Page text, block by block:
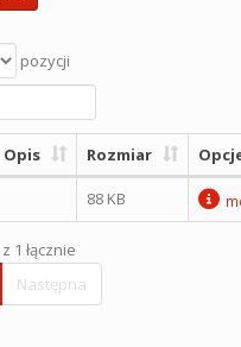
pozycji
Opis Rozmiar
88 KB
1 łącznie
Następna